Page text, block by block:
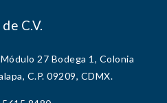
C.V.
27 Bodega 1, Colonia
C.P. 09209, CDMX.